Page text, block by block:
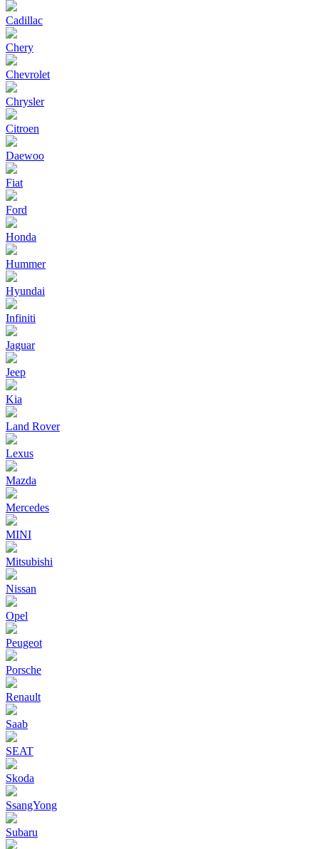
Cadillac
Chery
Chevrolet
Chrysler
Citroen
Daewoo
Fiat
Ford
Honda
Hummer
Hyundai
Infiniti
Jaguar
Jeep
Kia
Land Rover
Lexus
Mazda
Mercedes
MINI
Mitsubishi
Nissan
Opel
Peugeot
Porsche
Renault
Saab
SEAT
Skoda
SsangYong
Subaru